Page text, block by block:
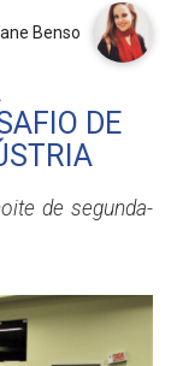
Benso
DE
de segunda-